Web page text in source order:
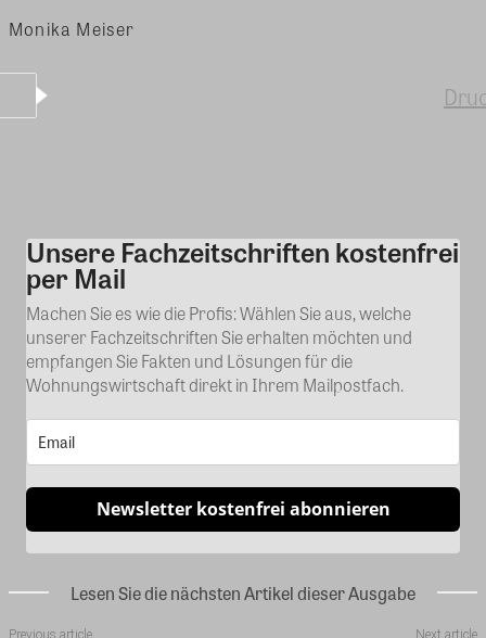
Monika Meiser
Kommentar
Unsere Fachzeitschriften kostenfrei
per Mail
Machen Sie es wie die Profis: Wählen Sie aus, welche
unserer Fachzeitschriften Sie erhalten möchten und
empfangen Sie Fakten und Lösungen für die
Wohnungswirtschaft direkt in Ihrem Mailpostfach.
Newsletter kostenfrei abonnieren
Lesen Sie die nächsten Artikel dieser Ausgabe